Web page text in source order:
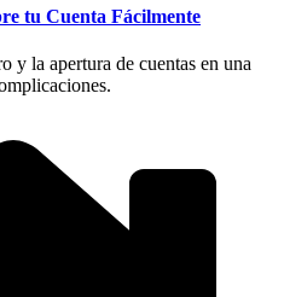
tu Cuenta Fácilmente
y la apertura de cuentas en una